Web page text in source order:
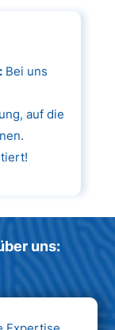
Bei uns
auf die
uns: